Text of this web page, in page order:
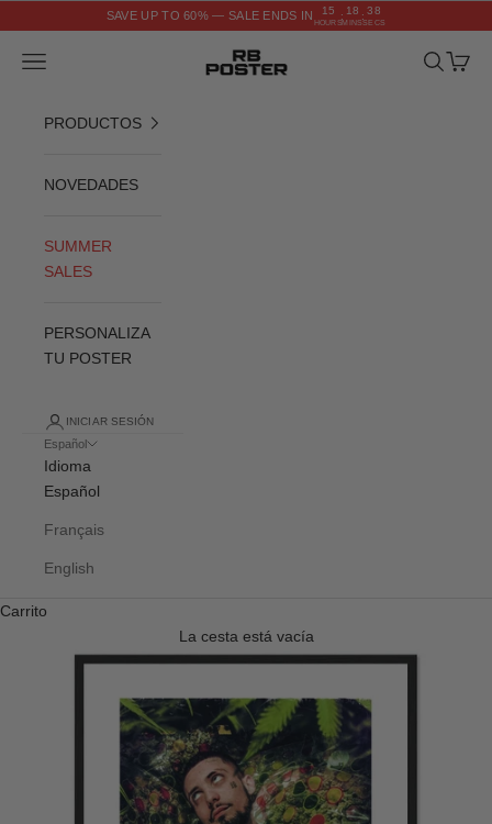
SAVE UP TO 60% — SALE ENDS IN 15
HOURS
: 18
MINS
: 37
SECS
RB POSTER
Menú Buscar
Cesta
PRODUCTOS
NOVEDADES
SUMMER
SALES
PERSONALIZA
TU POSTER
INICIAR SESIÓN
Español
Idioma
Español
Français
English
Carrito
La cesta está vacía